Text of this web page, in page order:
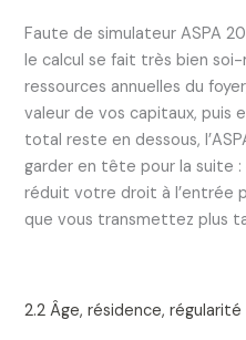
Faute de simulateur ASPA
le calcul se fait très bien
ressources annuelles du
valeur de vos capitaux, puis
total reste en dessous,
garder en tête pour la suite :
réduit votre droit à l’entrée
que vous transmettez plus
2.2 Âge, résidence,